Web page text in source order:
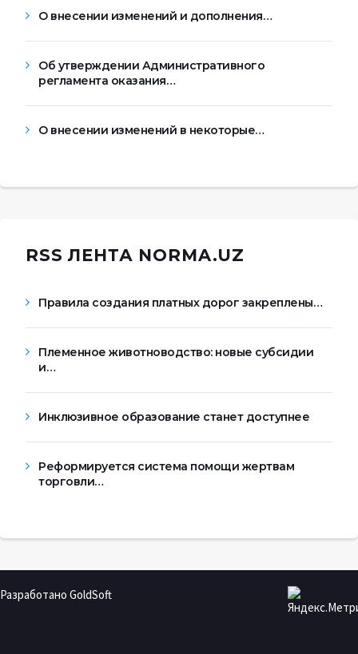
О внесении изменений и дополнения…
Об утверждении Административного
регламента оказания…
О внесении изменений в некоторые…
RSS ЛЕНТА NORMA.UZ
Правила создания платных дорог закреплены…
Племенное животноводство: новые субсидии
и…
Инклюзивное образование станет доступнее
Реформируется система помощи жертвам
торговли…
Разработано GoldSoft